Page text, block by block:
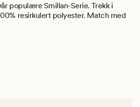
populære Smillan-Serie. Trekk i
resirkulert polyester. Match med